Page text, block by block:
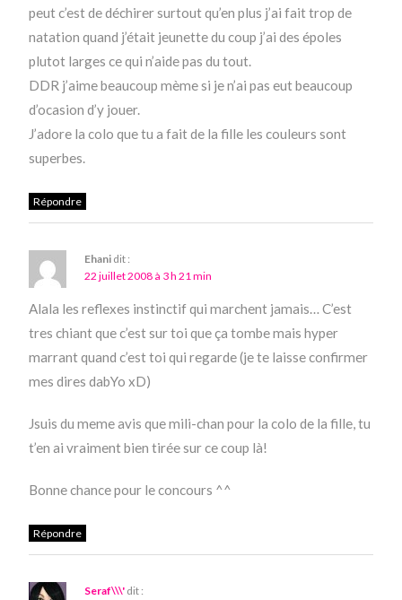
peut c’est de déchirer surtout qu’en plus j’ai fait trop de
natation quand j’était jeunette du coup j’ai des époles
plutot larges ce qui n’aide pas du tout.
DDR j’aime beaucoup mème si je n’ai pas eut beaucoup
d’ocasion d’y jouer.
J’adore la colo que tu a fait de la fille les couleurs sont
superbes.
Répondre
Ehani dit :
22 juillet 2008 à 3 h 21 min
Alala les reflexes instinctif qui marchent jamais… C’est
tres chiant que c’est sur toi que ça tombe mais hyper
marrant quand c’est toi qui regarde (je te laisse confirmer
mes dires dabYo xD)
Jsuis du meme avis que mili-chan pour la colo de la fille, tu
t’en ai vraiment bien tirée sur ce coup là!
Bonne chance pour le concours ^^
Répondre
Seraf\\\' dit :